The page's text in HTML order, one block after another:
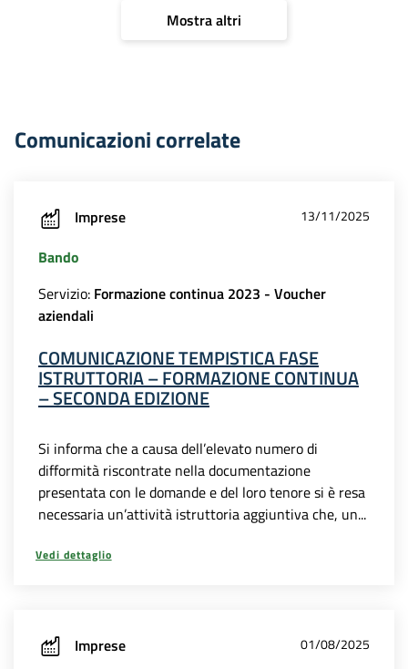
Mostra altri
Comunicazioni correlate
Imprese 13/11/2025
Bando
Servizio: Formazione continua 2023 - Voucher
aziendali
COMUNICAZIONE TEMPISTICA FASE
ISTRUTTORIA – FORMAZIONE CONTINUA
– SECONDA EDIZIONE
Si informa che a causa dell’elevato numero di
difformità riscontrate nella documentazione
presentata con le domande e del loro tenore si è resa
necessaria un’attività istruttoria aggiuntiva che, un...
Vedi dettaglio
Imprese 01/08/2025